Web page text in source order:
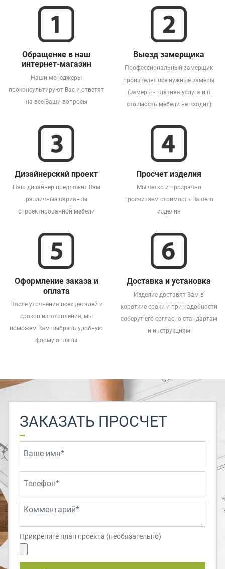
Обращение в наш
интернет-магазин
Наши менеджеры
проконсультируют Вас и ответят
на все Ваши вопросы
Выезд замерщика
Профессиональный замерщик
произведет все нужные замеры
(замеры - платная услуга и в
стоимость мебели не входит)
Дизайнерский проект
Наш дизайнер предложит Вам
различные варианты
спроектированной мебели
Просчет изделия
Мы четко и прозрачно
просчитаем стоимость Вашего
изделия
Оформление заказа и
оплата
После уточнения всех деталей и
сроков изготовления, мы
поможем Вам выбрать удобную
форму оплаты
Доставка и установка
Изделие доставят Вам в
короткие сроки и при надобности
соберут его согласно стандартам
и инструкциям
ЗАКАЗАТЬ ПРОСЧЕТ
Прикрепите план проекта (необязательно)